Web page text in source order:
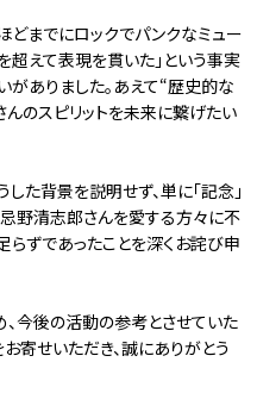
どまでにロックでパンクなミュー
超えて表現を貫いた」という事実
がありました。あえて“歴史的な
のスピリットを未来に繋げたい
た背景を説明せず、単に「記念」
忌野清志郎さんを愛する方々に不
らずであったことを深くお詫び申
今後の活動の参考とさせていた
寄せいただき、誠にありがとう